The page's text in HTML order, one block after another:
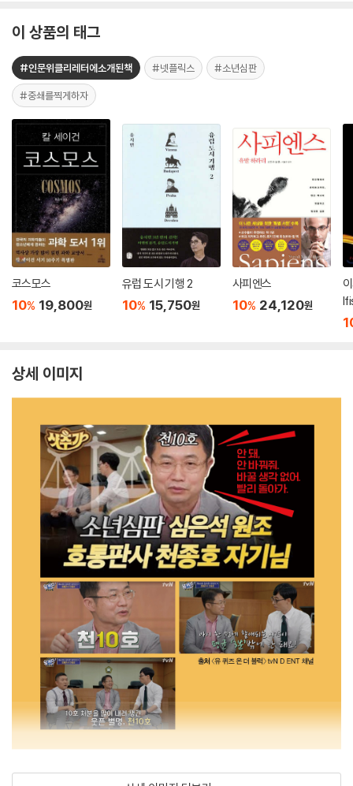
이 상품의 태그
#인문위클리레터에소개된책 #넷플릭스 #소년심판
#중쇄를찍게하자
코스모스
10% 19,800원
유럽 도시 기행 2
10% 15,750원
사피엔스
10% 24,120원
상세 이미지